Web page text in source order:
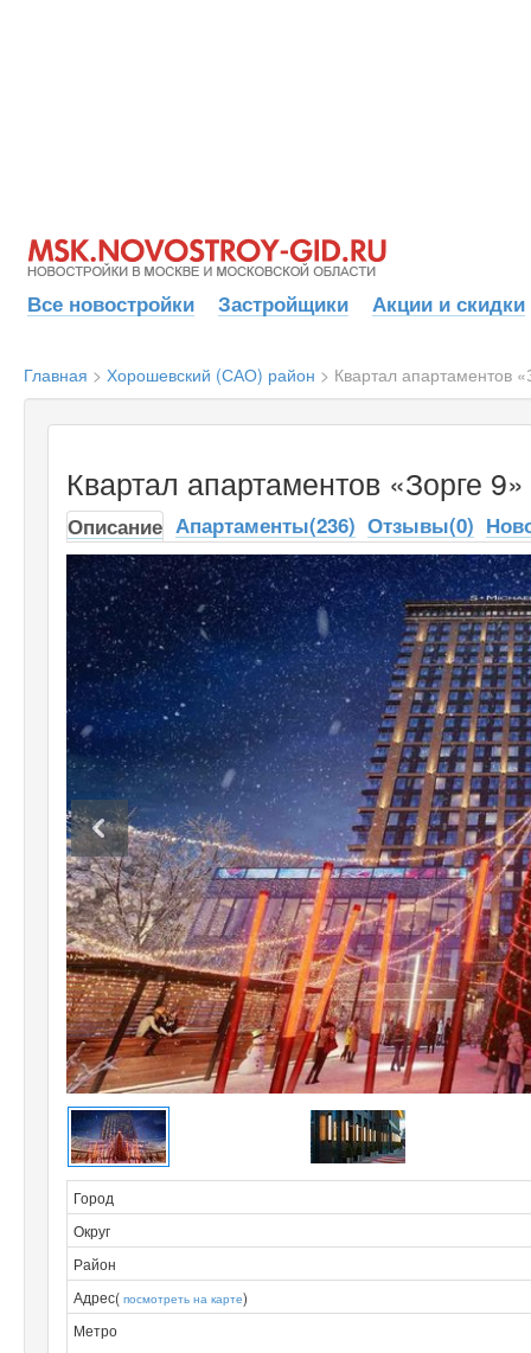
Все новостройки Застройщики Акции и скидки
Главная > Хорошевский (САО) район > Квартал апартаментов
Квартал апартаментов «Зорге 9»
Описание Апартаменты(236) Отзывы(0)
Город
Округ
Район
Адрес( посмотреть на карте)
Метро